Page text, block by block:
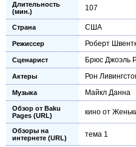
Длительность
(мин.)
107
Страна США
Режиссер Роберт
Сценарист Брюс Джоэль
Актеры Рон
Музыка Майкл Данна
Обзор от Baku
Pages (URL)
кино от
Обзоры на
интернете (URL)
тема 1